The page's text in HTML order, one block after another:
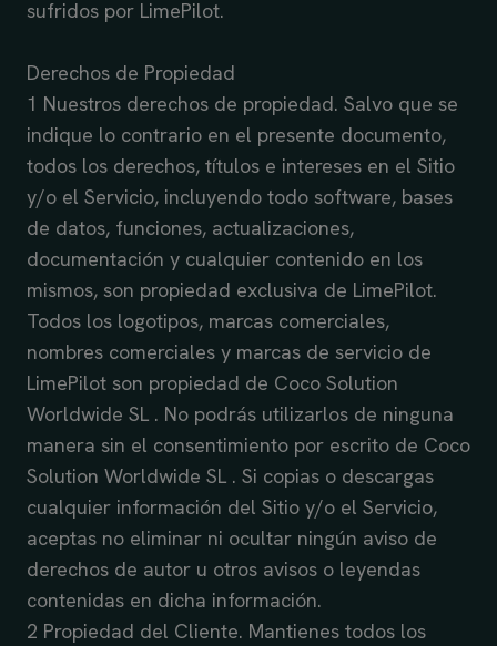
sufridos por LimePilot.
Derechos de Propiedad
1 Nuestros derechos de propiedad. Salvo que se
indique lo contrario en el presente documento,
todos los derechos, títulos e intereses en el Sitio
y/o el Servicio, incluyendo todo software, bases
de datos, funciones, actualizaciones,
documentación y cualquier contenido en los
mismos, son propiedad exclusiva de LimePilot.
Todos los logotipos, marcas comerciales,
nombres comerciales y marcas de servicio de
LimePilot son propiedad de Coco Solution
Worldwide SL . No podrás utilizarlos de ninguna
manera sin el consentimiento por escrito de Coco
Solution Worldwide SL . Si copias o descargas
cualquier información del Sitio y/o el Servicio,
aceptas no eliminar ni ocultar ningún aviso de
derechos de autor u otros avisos o leyendas
contenidas en dicha información.
2 Propiedad del Cliente. Mantienes todos los